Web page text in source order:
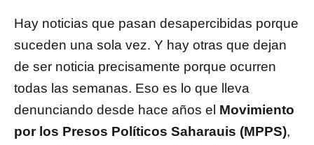
Hay noticias que pasan desapercibidas porque
suceden una sola vez. Y hay otras que dejan
de ser noticia precisamente porque ocurren
todas las semanas. Eso es lo que lleva
denunciando desde hace años el Movimiento
por los Presos Políticos Saharauis (MPPS),